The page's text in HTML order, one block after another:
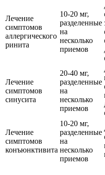
Лечение
симптомов
аллергического
ринита
10-20 мг,
разделенные
на
несколько
приемов
Лечение
симптомов
синусита
20-40 мг,
разделенные
на
несколько
приемов
Лечение
симптомов
конъюнктивита
10-20 мг,
разделенные
на
несколько
приемов